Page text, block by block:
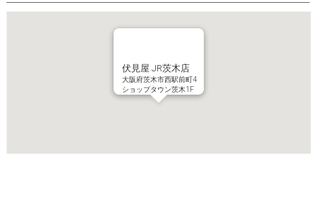
伏見屋 JR茨木店
大阪府茨木市西駅前町4
ショップタウン茨木1F